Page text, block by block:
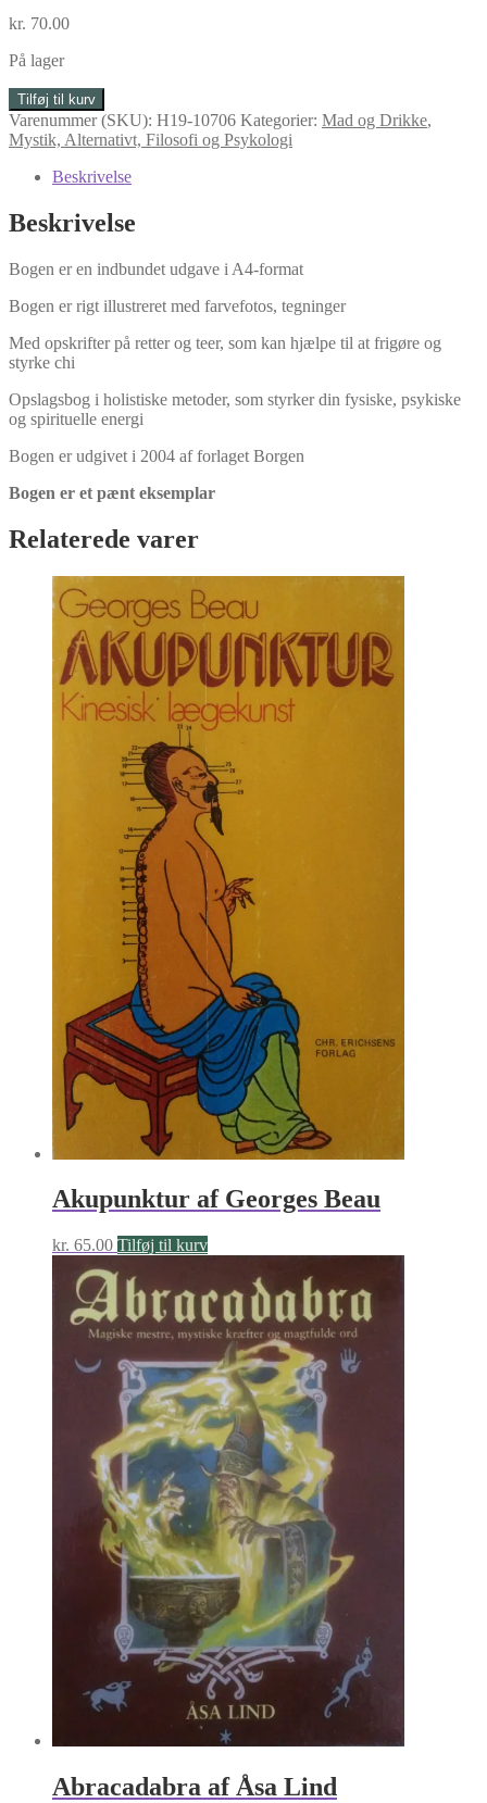
kr. 70.00
På lager
Chi-
Energi
af
Simon
antal
Tilføj til kurv
Varenummer (SKU): H19-10706 Kategorier: Mad og Drikke,
Mystik, Alternativt, Filosofi og Psykologi
Beskrivelse
Beskrivelse
Bogen er en indbundet udgave i A4-format
Bogen er rigt illustreret med farvefotos, tegninger
Med opskrifter på retter og teer, som kan hjælpe til at frigøre og
styrke chi
Opslagsbog i holistiske metoder, som styrker din fysiske, psykiske
og spirituelle energi
Bogen er udgivet i 2004 af forlaget Borgen
Bogen er et pænt eksemplar
Relaterede varer
Akupunktur af Georges Beau
kr. 65.00 Tilføj til kurv
Abracadabra af Åsa Lind